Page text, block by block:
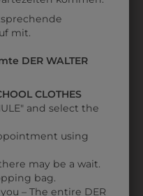
mit.
DER WALTER
CLOTHES
and select the
using
may be a wait.
bag.
– The entire DER